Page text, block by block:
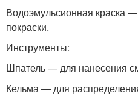
Водоэмульсионная краска
покраски.
Инструменты:
Шпатель — для нанесения
Кельма — для